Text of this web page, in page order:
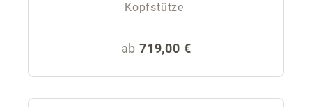
Kopfstütze
Regulärer Preis:
ab 719,00 €